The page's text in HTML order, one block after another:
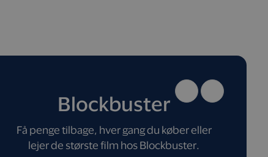
Blockbuster
Få penge tilbage, hver gang du køber eller
lejer de største film hos Blockbuster.